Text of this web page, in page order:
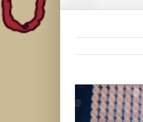
Larger
Image